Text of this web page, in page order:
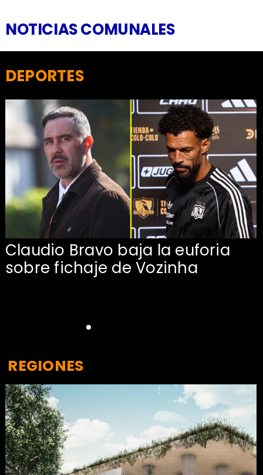
NOTICIAS COMUNALES
Claudio Bravo baja la euforia
sobre fichaje de Vozinha
DEPORTES
REGIONES